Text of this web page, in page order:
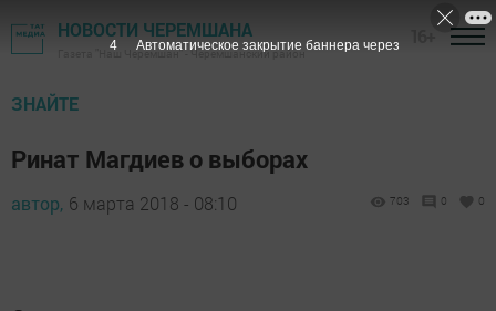
НОВОСТИ ЧЕРЕМШАНА
Газета "Наш Черемшан" - Черемшанский район
ЗНАЙТЕ
Ринат Магдиев о выборах
автор, 6 марта 2018 - 08:10 703 0 0
2 Автоматическое закрытие баннера через